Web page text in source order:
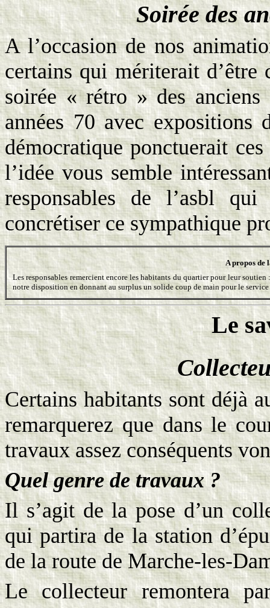
Soirée des
A l’occasion de nos
certains qui mériterait d’être
soirée « rétro » des
années 70 avec
démocratique ponctuerait
l’idée vous semble
responsables de l’asbl
concrétiser ce sympathique
A propos de
Les responsables remercient encore les habitants du quartier pour leur
notre disposition en donnant au surplus un solide coup de main pour le
Le
Certains habitants sont déjà
remarquerez que dans le
travaux assez conséquents
Quel genre de travaux ?
Il s’agit de la pose d’un
qui partira de la station
de la route de Marche-les-
Le collecteur remontera